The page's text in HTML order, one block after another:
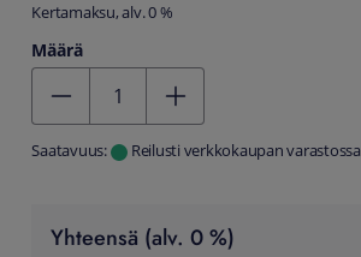
Kertamaksu, alv. 0 %
Määrä
Saatavuus: Reilusti verkkokaupan varastossa
Yhteensä (alv. 0 %)